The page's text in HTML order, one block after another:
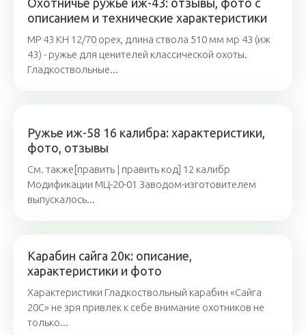
Охотничье ружье иж-43: отзывы, фото с
описанием и технические характеристики
МР 43 КН 12/70 орех, длина ствола 510 мм мр 43 (иж
43) - ружье для ценителей классической охоты.
Гладкоствольные...
Ружье иж-58 16 калибра: характеристики,
фото, отзывы
См. также[править | править код] 12 калибр
Модификации МЦ-20-01 Заводом-изготовителем
выпускалось...
Карабин сайга 20к: описание,
характеристики и фото
Характеристики Гладкоствольный карабин «Сайга
20С» не зря привлек к себе внимание охотников не
только...